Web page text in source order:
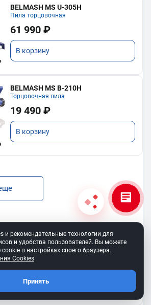
BELMASH MS U-305H
Пила торцовочная
61 990 ₽
В корзину
BELMASH MS B-210H
Торцовочная пила
19 490 ₽
В корзину
BELMASH SS-400VS
Лобзиковый станок
13 190 ₽
и рекомендательные технологии для
и удобства пользователей. Вы можете
в настройках своего браузера.
Cookies
Принять